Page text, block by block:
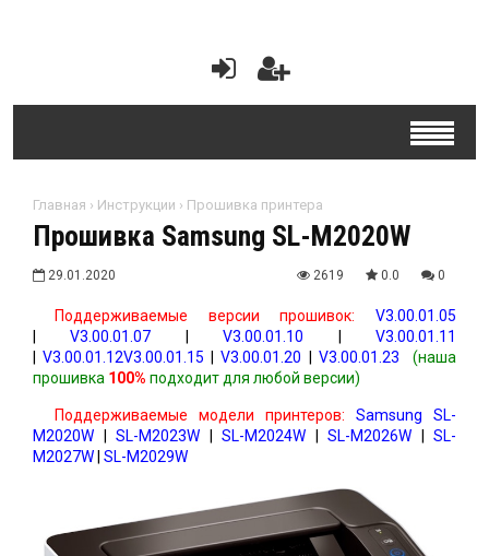
Главная › Инструкции › Прошивка принтера
Прошивка Samsung SL-M2020W
29.01.2020 2619 0.0 0
Поддерживаемые версии прошивок:
V3.00.01.05
|V3.00.01.07 |V3.00.01.10 |V3.00.01.11
|V3.00.01.12V3.00.01.15 |V3.00.01.20 V3.00.01.23
(наша
прошивка 100% подходит для любой версии)
Поддерживаемые модели принтеров: Samsung
SL-
M2020W
SL-M2023W SL-M2024W SL-M2026W
SL-
M2027W SL-M2029W